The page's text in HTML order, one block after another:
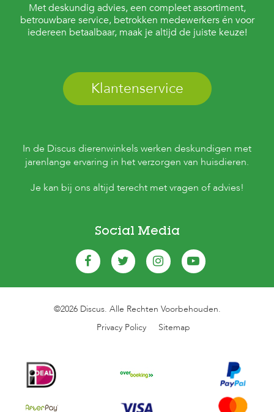
Met deskundig advies, een compleet assortiment,
betrouwbare service, betrokken medewerkers én voor
iedereen betaalbaar, maak je altijd de juiste keuze!
Klantenservice
In de Discus dierenwinkels werken deskundigen met
jarenlange ervaring in het verzorgen van huisdieren.
Je kan bij ons altijd terecht met vragen of advies!
Social Media
©2026 Discus. Alle Rechten Voorbehouden.
Privacy Policy
Sitemap